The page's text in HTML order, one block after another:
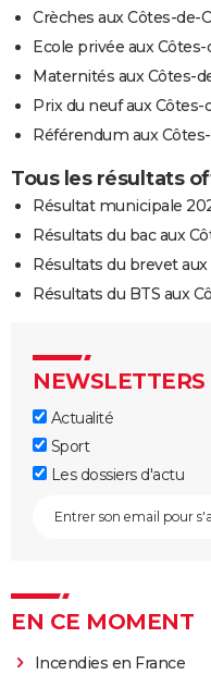
Crèches aux Côtes-de-
Ecole privée aux
Maternités aux Côtes-
Prix du neuf aux Côtes-
Référendum aux
Tous les résultats
Résultat municipale
Résultats du bac aux
Résultats du brevet
Résultats du BTS aux
NEWSLETTERS
Actualité
Sport
Les dossiers d'actu
EN CE MOMENT
Incendies en France